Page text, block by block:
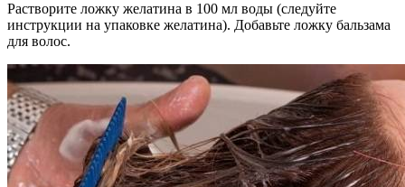
Растворите ложку желатина в 100 мл воды (следуйте
инструкции на упаковке желатина). Добавьте ложку бальзама
для волос.